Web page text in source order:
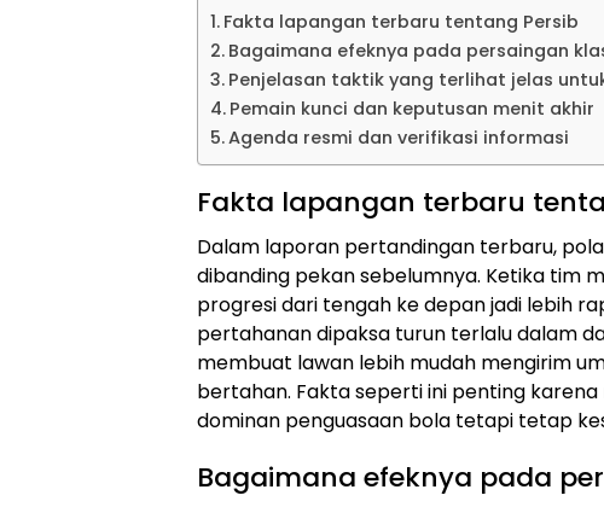
Fakta lapangan terbaru tentang Persib
Bagaimana efeknya pada persaingan
Penjelasan taktik yang terlihat jelas
Pemain kunci dan keputusan menit akhir
Agenda resmi dan verifikasi informasi
Fakta lapangan terbaru
Dalam laporan pertandingan terbaru,
dibanding pekan sebelumnya. Ketika tim
progresi dari tengah ke depan jadi lebih
pertahanan dipaksa turun terlalu dalam
membuat lawan lebih mudah mengirim
bertahan. Fakta seperti ini penting
dominan penguasaan bola tetapi tetap
Bagaimana efeknya pada